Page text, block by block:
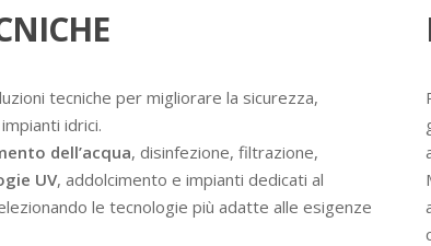
tecniche per migliorare la sicurezza,
idrici.
dell’acqua, disinfezione, filtrazione,
UV, addolcimento e impianti dedicati al
le tecnologie più adatte alle esigenze